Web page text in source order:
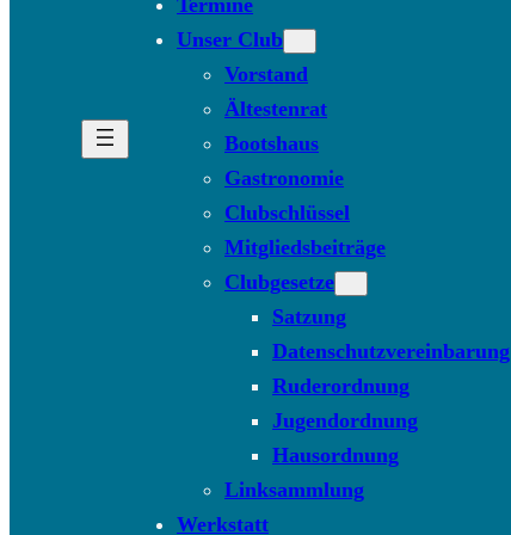
Unser Club
Vorstand
Ältestenrat
Bootshaus
Gastronomie
Clubschlüssel
Mitgliedsbeiträge
Clubgesetze
Satzung
Datenschutzvereinbarung
Ruderordnung
Jugendordnung
Hausordnung
Linksammlung
Werkstatt